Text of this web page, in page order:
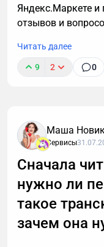
Яндекс.Маркете и
отзывов и
превращается в
Читать далее
9 2 0
Маша
Сервисы
Сначала
нужно ли
такое
зачем она